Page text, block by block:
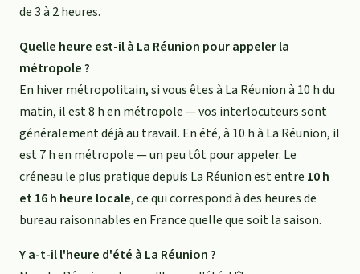
de 3 à 2 heures.
Quelle heure est-il à La Réunion pour appeler la
métropole ?
En hiver métropolitain, si vous êtes à La Réunion à 10 h du
matin, il est 8 h en métropole — vos interlocuteurs sont
généralement déjà au travail. En été, à 10 h à La Réunion, il
est 7 h en métropole — un peu tôt pour appeler. Le
créneau le plus pratique depuis La Réunion est entre 10 h
et 16 h heure locale, ce qui correspond à des heures de
bureau raisonnables en France quelle que soit la saison.
Y a-t-il l'heure d'été à La Réunion ?